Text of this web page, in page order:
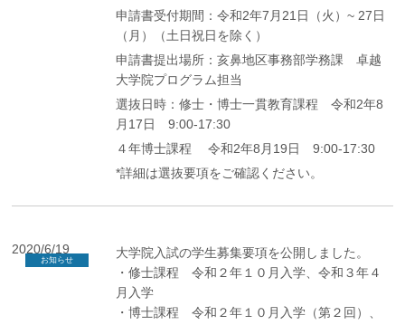
申請書受付期間：令和2年7月21日（火）~ 27日
（月）（土日祝日を除く）
申請書提出場所：亥鼻地区事務部学務課 卓越
大学院プログラム担当
選抜日時：修士・博士一貫教育課程 令和2年8
月17日 9:00-17:30
４年博士課程 令和2年8月19日 9:00-17:30
*詳細は選抜要項をご確認ください。
2020/6/19
お知らせ
大学院入試の学生募集要項を公開しました。
・修士課程 令和２年１０月入学、令和３年４
月入学
・博士課程 令和２年１０月入学（第２回）、